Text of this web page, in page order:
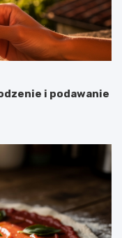
i podawanie